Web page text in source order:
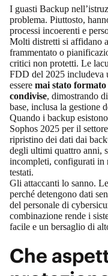
I guasti Backup
problema. Piuttosto,
processi incoerenti e
Molti distretti si affidano
frammentato o
critici non protetti. Le
FDD del 2025 includeva
essere mai stato
condivise, dimostrando
base, inclusa la gestione
Quando i backup
Sophos 2025 per il
ripristino dei dati dai
degli ultimi quattro anni,
incompleti, configurati in
testati.
Gli attaccanti lo sanno.
perché detengono dati
del personale di
combinazione rende i
facile e un bersaglio di
Che